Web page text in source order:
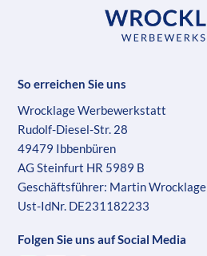
So erreichen Sie uns
Wrocklage Werbewerkstatt
Rudolf-Diesel-Str. 28
49479 Ibbenbüren
AG Steinfurt HR 5989 B
Geschäftsführer: Martin Wrocklage
Ust-IdNr. DE231182233
Folgen Sie uns auf Social Media